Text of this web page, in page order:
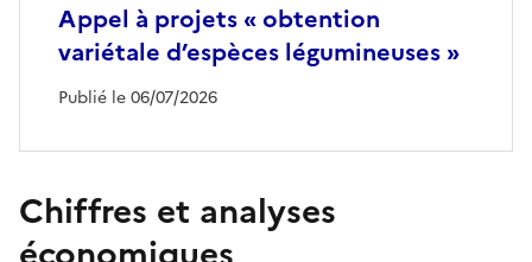
Appel à projets « obtention
variétale d’espèces légumineuses »
Publié le 06/07/2026
Chiffres et analyses